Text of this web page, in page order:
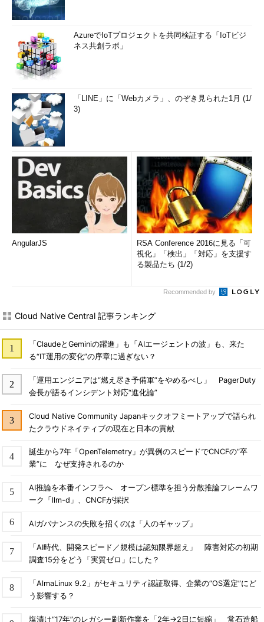
AzureでIoTプロジェクトを共同検証する「IoTビジ
ネス共創ラボ」
「LINE」に「Webカメラ」、のぞき見られた1月 (1/
3)
AngularJS
RSA Conference 2016に見る「可
視化」「検出」「対応」を支援す
る製品たち (1/2)
Recommended by
Cloud Native Central 記事ランキング
「ClaudeとGeminiの躍進」も「AIエージェントの波」も、来た
る“IT運用の変化”の序章に過ぎない？
「運用エンジニアは“燃え尽き予備軍”をやめるべし」 PagerDuty
会長が語るインシデント対応“進化論”
Cloud Native Community Japanキックオフミートアップで語られ
たクラウドネイティブの現在と日本の貢献
誕生から7年「OpenTelemetry」が異例のスピードでCNCFの“卒
業”に なぜ支持されるのか
AI推論を本番インフラへ オープン標準を担う分散推論フレームワ
ーク「llm-d」、CNCFが採択
AIガバナンスの失敗を招くのは「人のギャップ」
「AI時代、開発スピード／規模は認知限界超え」 障害対応の初期
調査15分をどう「実質ゼロ」にした？
「AlmaLinux 9.2」がセキュリティ認証取得、企業の“OS選定”にど
う影響する？
塩漬け“17年”のレガシー刷新作業を「2年→2日に短縮」 常石造船